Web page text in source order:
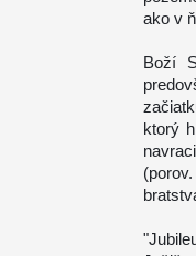
ako v
Boží
ktorý